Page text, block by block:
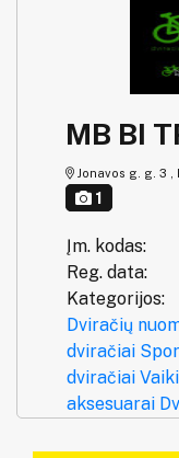
MB BI
Jonavos g. g. 3 ,
1
Įm. kodas:
Reg. data:
Kategorijos:
Dviračių
dviračiai
dviračiai
aksesuarai